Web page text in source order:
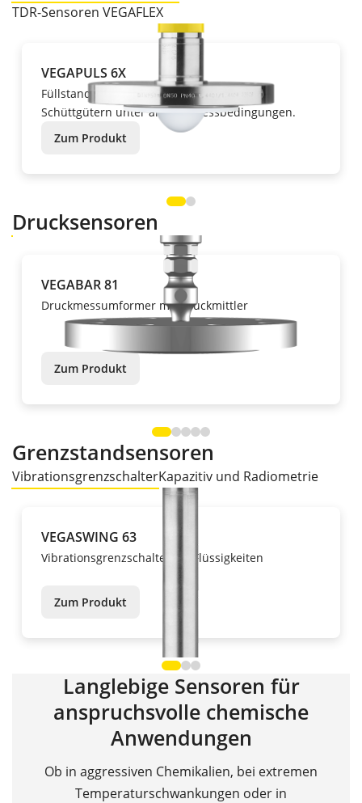
TDR-Sensoren VEGAFLEX
VEGAPULS 6X
Füllstandmessung von Flüssigkeiten und
Schüttgütern unter allen Prozessbedingungen.
Zum Produkt
Drucksensoren
VEGABAR 81
Druckmessumformer mit Druckmittler
Zum Produkt
Grenzstandsensoren
VibrationsgrenzschalterKapazitiv und Radiometrie
VEGASWING 63
Vibrationsgrenzschalter für Flüssigkeiten
Zum Produkt
Langlebige Sensoren für
anspruchsvolle chemische
Anwendungen
Ob in aggressiven Chemikalien, bei extremen
Temperaturschwankungen oder in